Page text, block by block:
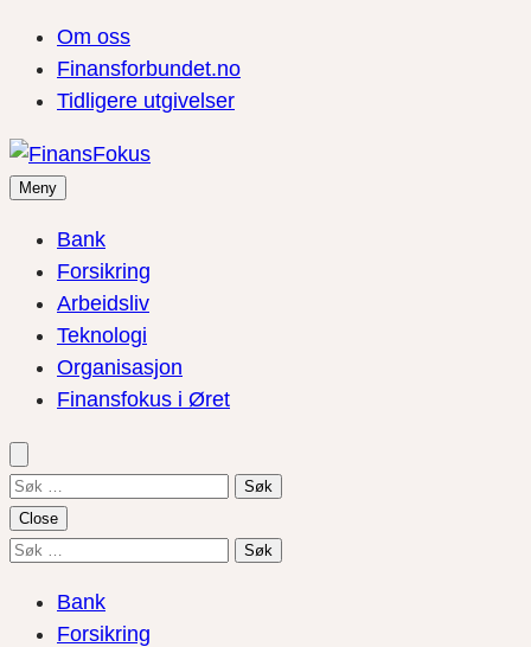
Om oss
Finansforbundet.no
Tidligere utgivelser
Meny
Bank
Forsikring
Arbeidsliv
Teknologi
Organisasjon
Finansfokus i Øret
Søk
etter:
Close
Søk
Bank
Forsikring